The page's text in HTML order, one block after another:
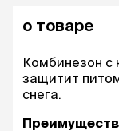
о товаре
Комбинезон с
защитит
снега.